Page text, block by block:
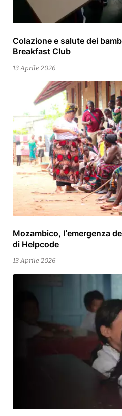
Colazione e salute dei
Breakfast Club
13 Aprile 2026
13
Aprile
2026
Mozambico, l’emergenza
di Helpcode
13 Aprile 2026
15
Aprile
2026